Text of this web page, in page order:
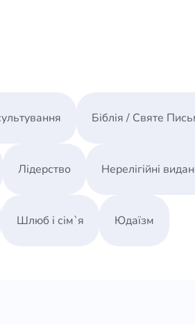
Біблія / Святе
Лідерство Нерелігійні
Шлюб і сім`я Юдаїзм